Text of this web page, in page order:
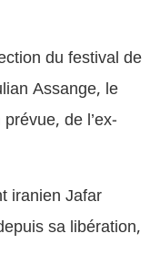
du festival de
Assange, le
de l’ex-
iranien Jafar
sa libération,